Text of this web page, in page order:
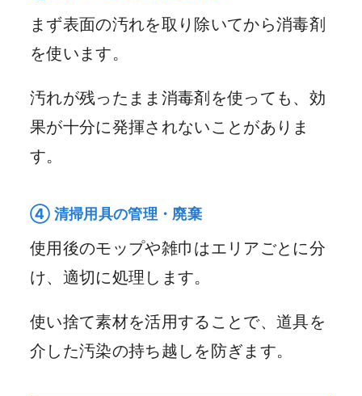
まず表面の汚れを取り除いてから消毒剤
を使います。
汚れが残ったまま消毒剤を使っても、効
果が十分に発揮されないことがありま
す。
④ 清掃用具の管理・廃棄
使用後のモップや雑巾はエリアごとに分
け、適切に処理します。
使い捨て素材を活用することで、道具を
介した汚染の持ち越しを防ぎます。